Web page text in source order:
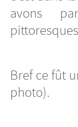
avons
Bref ce fût
photo).